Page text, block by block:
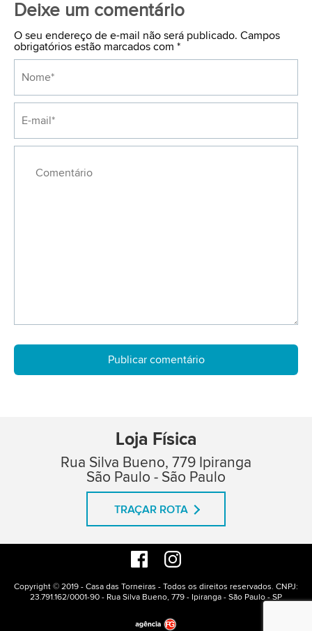
Deixe um comentário
O seu endereço de e-mail não será publicado. Campos
obrigatórios estão marcados com *
Loja Física
Rua Silva Bueno, 779 Ipiranga
São Paulo - São Paulo
TRAÇAR ROTA
Copyright © 2019 - Casa das Torneiras - Todos os direitos reservados. CNPJ:
23.791.162/0001-90 - Rua Silva Bueno, 779 - Ipiranga - São Paulo - SP